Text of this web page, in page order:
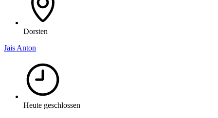
Dorsten
Jais Anton
Heute geschlossen